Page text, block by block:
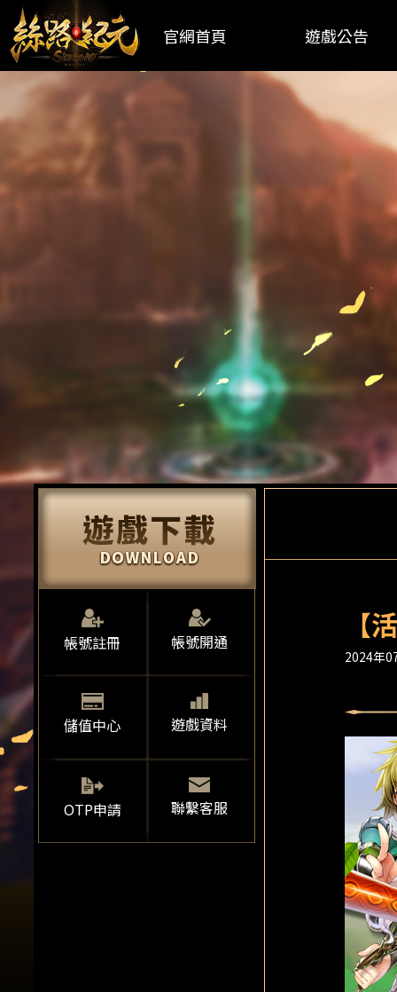
官網首頁 遊戲公告
帳號註冊 帳號開通
儲值中心 遊戲資料
OTP申請 聯繫客服
【
2024年